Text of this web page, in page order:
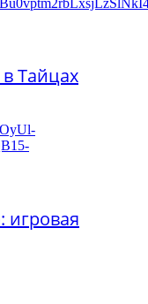
Тайцах
игровая